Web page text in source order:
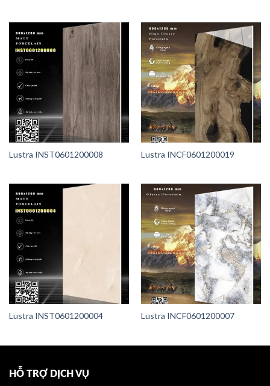
Lustra INST0601200008 Lustra INCF0601200019
Lustra INST0601200004 Lustra INCF0601200007
HỖ TRỢ DỊCH VỤ